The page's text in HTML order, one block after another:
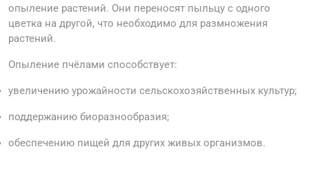
опыление растений. Они переносят пыльцу с одного
цветка на другой, что необходимо для размножения
растений.
Опыление пчёлами способствует:
увеличению урожайности сельскохозяйственных культур;
поддержанию биоразнообразия;
обеспечению пищей для других живых организмов.